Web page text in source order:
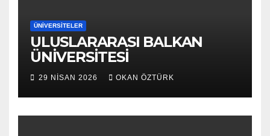
ÜNIVERSITELER
ULUSLARARASI BALKAN
ÜNİVERSİTESİ
29 NISAN 2026 OKAN ÖZTÜRK